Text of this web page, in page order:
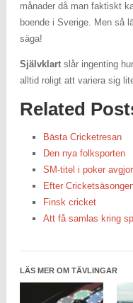
månader då man faktiskt
boende i Sverige. Men så
säga!
Självklartslår ingenting
alltid roligt att variera sig
Related
Bästa Cricketresan
Den nya folksporten
SM-titel i poker
Efter
Finsk cricket
Att få samlas kring
LÄS MER OM TÄVLINGAR